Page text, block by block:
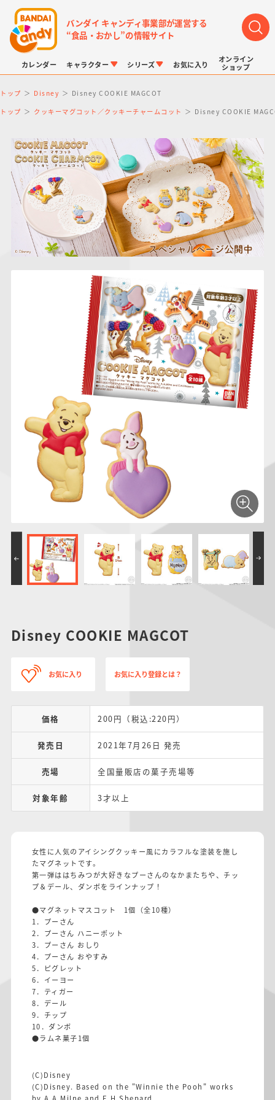
バンダイ キャンディ事業部が運営する
“食品・おかし”の情報サイト
カレンダー キャラクター
LINK TRAVELERS
仮面ライダーシリー
PROJECT R.E.D.・
スーパー戦隊シリー
ズ
プリキュアシリーズ
ガンダムシリーズ
ポケットモンスター
ドラゴンボール
サンリオキャラクタ
シリーズ
チョコボックス
つりグミ
チョコサプ
にふぉるめーしょん
＆スクエアシール
SMPシリーズ
ポケモンキッズ
ールド
キャラデコ
お気に入り
オンライン
ショップ
トップ Disney Disney COOKIE MAGCOT
トップ クッキーマグコット／クッキーチャームコット Disney COOKIE
Disney COOKIE MAGCOT
お気に入り お気に入り登録とは？
価格 200円（税込:220円）
発売日 2021年7月26日 発売
売場 全国量販店の菓子売場等
対象年齢 3才以上
女性に人気のアイシングクッキー風にカラフルな塗装を施し
たマグネットです。
第一弾ははちみつが大好きなプーさんのなかまたちや、チッ
プ＆デール、ダンボをラインナップ！
●マグネットマスコット 1個（全10種）
1．プーさん
2．プーさん ハニーポット
3．プーさん おしり
4．プーさん おやすみ
5．ピグレット
6．イーヨー
7．ティガー
8．デール
9．チップ
10．ダンボ
●ラムネ菓子1個
(C)Disney
(C)Disney. Based on the "Winnie the Pooh" works